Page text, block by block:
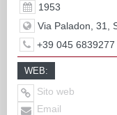
1953
Via Paladon, 31,
+39 045 6839277
WEB:
Sito web
Email